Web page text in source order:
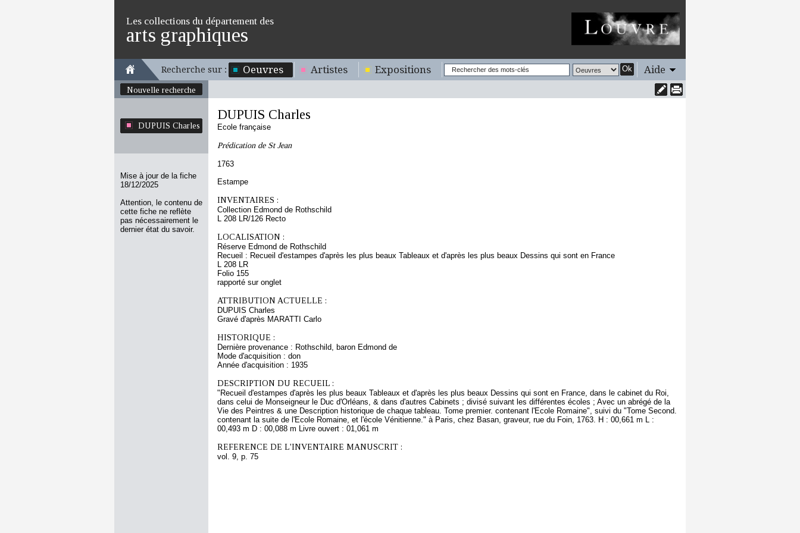
Les collections du département des
arts graphiques
Recherche sur : Oeuvres Artistes Expositions Ok Aide
Nouvelle recherche
DUPUIS Charles
Mise à jour de la fiche
18/12/2025
Attention, le contenu de
cette fiche ne reflète
pas nécessairement le
dernier état du savoir.
DUPUIS Charles
Ecole française
Prédication de St Jean
1763
Estampe
INVENTAIRES :
Collection Edmond de Rothschild
L 208 LR/126 Recto
LOCALISATION :
Réserve Edmond de Rothschild
Recueil : Recueil d'estampes d'après les plus beaux Tableaux et d'après les plus beaux Dessins qui sont en France
L 208 LR
Folio 155
rapporté sur onglet
ATTRIBUTION ACTUELLE :
DUPUIS Charles
Gravé d'après MARATTI Carlo
HISTORIQUE :
Dernière provenance : Rothschild, baron Edmond de
Mode d'acquisition : don
Année d'acquisition : 1935
DESCRIPTION DU RECUEIL :
"Recueil d'estampes d'après les plus beaux Tableaux et d'après les plus beaux Dessins qui sont en France, dans le cabinet du Roi,
dans celui de Monseigneur le Duc d'Orléans, & dans d'autres Cabinets ; divisé suivant les différentes écoles ; Avec un abrégé de la
Vie des Peintres & une Description historique de chaque tableau. Tome premier. contenant l'Ecole Romaine", suivi du "Tome Second.
contenant la suite de l'Ecole Romaine, et l'école Vénitienne." à Paris, chez Basan, graveur, rue du Foin, 1763. H : 00,661 m L :
00,493 m D : 00,088 m Livre ouvert : 01,061 m
REFERENCE DE L'INVENTAIRE MANUSCRIT :
vol. 9, p. 75